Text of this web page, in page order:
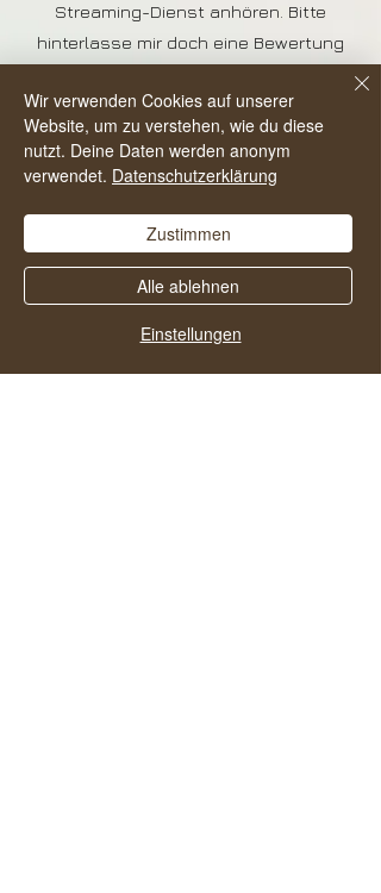
Streaming-Dienst anhören. Bitte
hinterlasse mir doch eine Bewertung
finden und noch mehr Menschen in ein
alkoholfreies und zufriedenes Leben zu
starten.
Wir verwenden Cookies auf unserer
Website, um zu verstehen, wie du diese
nutzt. Deine Daten werden anonym
verwendet. Datenschutzerklärung
Einstellungen
Alle ablehnen
Zustimmen